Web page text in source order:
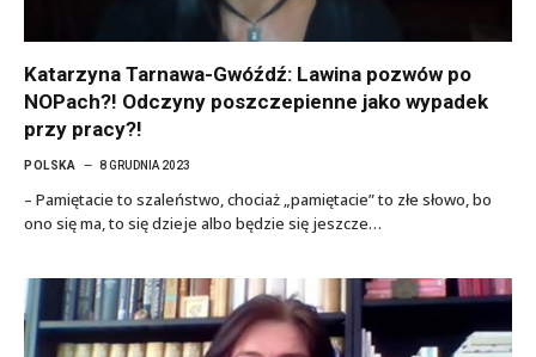
Katarzyna Tarnawa-Gwóźdź: Lawina pozwów po
NOPach?! Odczyny poszczepienne jako wypadek
przy pracy?!
POLSKA 8 GRUDNIA 2023
– Pamiętacie to szaleństwo, chociaż „pamiętacie” to złe słowo, bo
ono się ma, to się dzieje albo będzie się jeszcze…